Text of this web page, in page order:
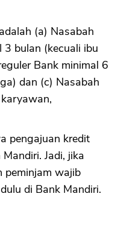
(a) Nasabah
3 bulan (kecuali ibu
Bank minimal 6
dan (c) Nasabah
pengajuan kredit
Jadi, jika
peminjam wajib
di Bank Mandiri.